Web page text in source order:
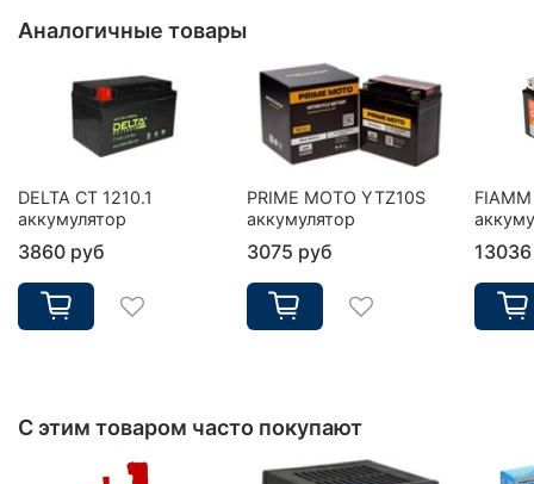
Аналогичные товары
DELTA CT 1210.1
аккумулятор
3860 руб
PRIME MOTO YTZ10S
аккумулятор
3075 руб
С этим товаром часто покупают